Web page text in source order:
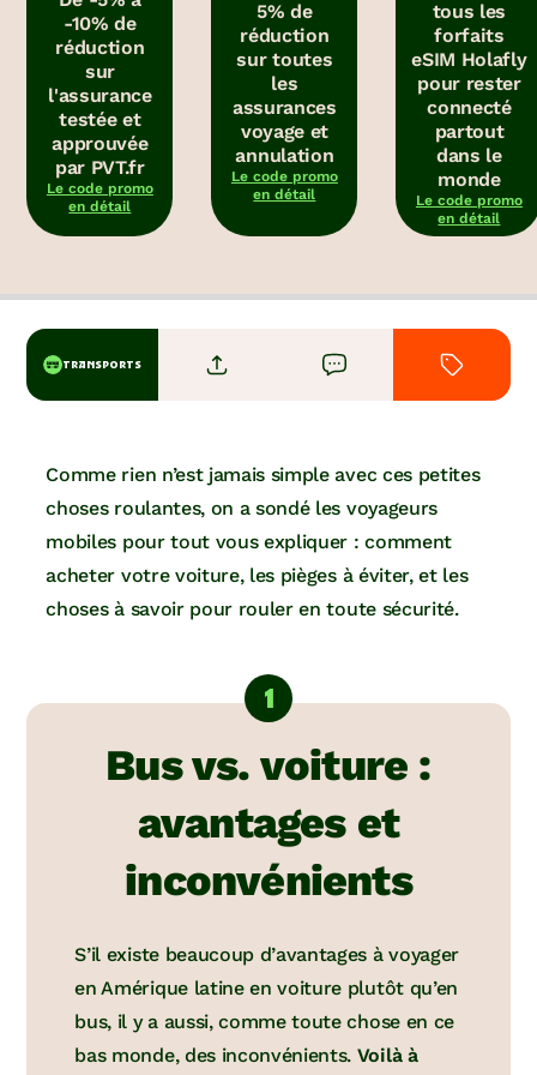
-10% de
réduction
sur
l'assurance
testée et
approuvée
par PVT.fr
Le code promo
en détail
5% de
réduction
sur toutes
les
assurances
voyage et
annulation
Le code promo
en détail
tous les
forfaits
eSIM Holafly
pour rester
connecté
partout
dans le
monde
Le code promo
en détail
TRANSPORTS
Comme rien n’est jamais simple avec ces petites
choses roulantes, on a sondé les voyageurs
mobiles pour tout vous expliquer : comment
acheter votre voiture, les pièges à éviter, et les
choses à savoir pour rouler en toute sécurité.
Bus vs. voiture :
avantages et
inconvénients
S’il existe beaucoup d’avantages à voyager
en Amérique latine en voiture plutôt qu’en
bus, il y a aussi, comme toute chose en ce
bas monde, des inconvénients. Voilà à